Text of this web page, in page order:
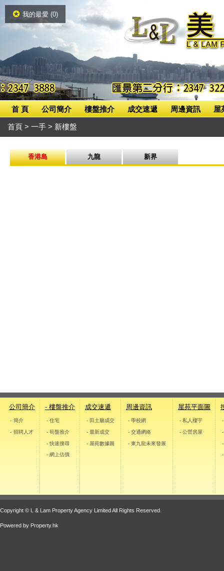
我的最愛 (0)
首 頁 公司簡介 樓盤推介 成交速遞 周邊資訊 屋
首頁 > 一手 > 新樓盤
香港島 九龍 新界
公司簡介
- 簡介
- 招聘人才
- 樓盤推介
- 住宅
- 筍盤推介
- 快速搜尋
- 網上估價
成交速遞
- 田土廳成交
- 最新成交
- 屋苑數據圖
周邊資訊
- 學校網
- 交通網絡
- 東九龍未來發展
屋苑平面圖
- 私人樓宇
- 公營房屋
Copyright © L & Lam Property Agency Limited All Rights Reserved.
Powered by Property.hk